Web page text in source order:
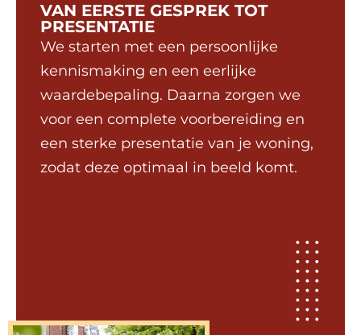
VAN EERSTE GESPREK TOT
PRESENTATIE
We starten met een persoonlijke
kennismaking en een eerlijke
waardebepaling. Daarna zorgen we
voor een complete voorbereiding en
een sterke presentatie van je woning,
zodat deze optimaal in beeld komt.